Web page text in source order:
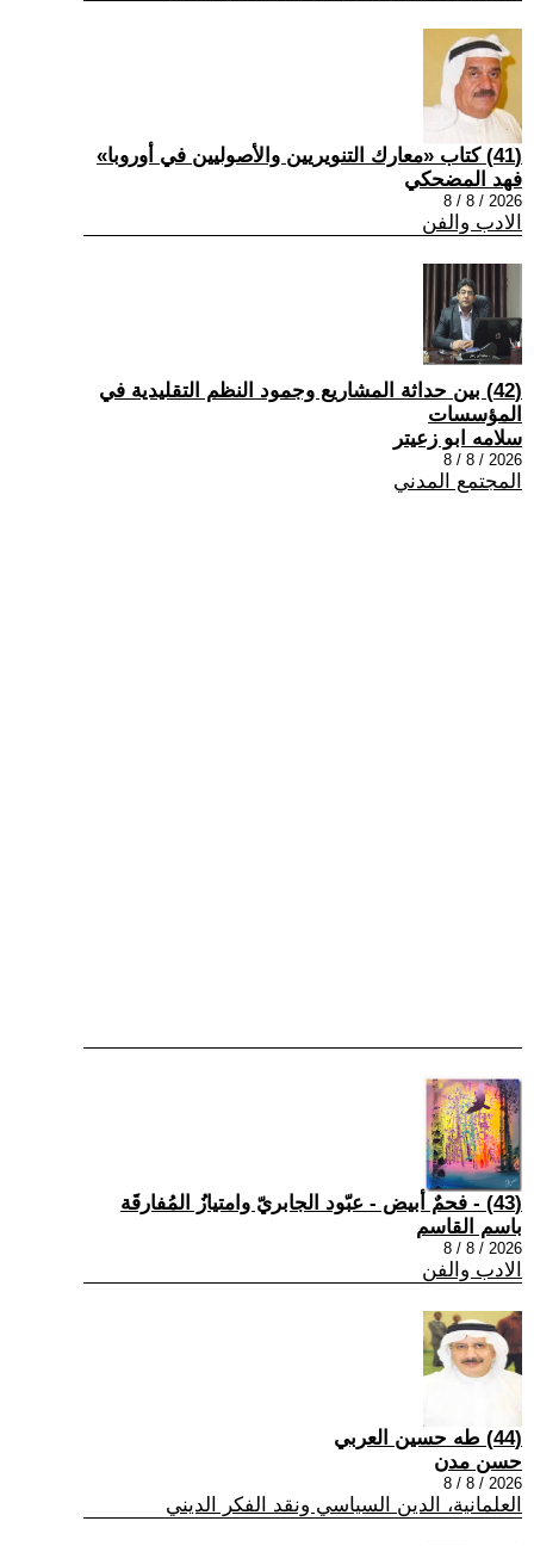
(41) كتاب «معارك التنويريين والأصوليين في أوروبا»
فهد المضحكي
2026 / 8 / 8
الادب والفن
(42) بين حداثة المشاريع وجمود النظم التقليدية في
المؤسسات
سلامه ابو زعيتر
2026 / 8 / 8
المجتمع المدني
(43) - فحمٌ أبيض - عبّود الجابريّ وامتيازُ المُفارقَة
باسم القاسم
2026 / 8 / 8
الادب والفن
(44) طه حسين العربي
حسن مدن
2026 / 8 / 8
العلمانية، الدين السياسي ونقد الفكر الديني